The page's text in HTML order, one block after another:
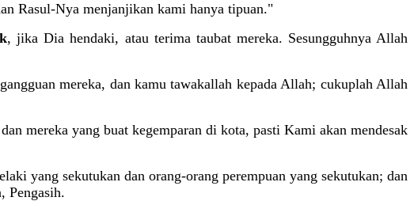
Rasul-Nya menjanjikan kami hanya tipuan."
, jika Dia hendaki, atau terima taubat mereka. Sesungguhnya Allah
mereka, dan kamu tawakallah kepada Allah; cukuplah Allah
mereka yang buat kegemparan di kota, pasti Kami akan mendesak
yang sekutukan dan orang-orang perempuan yang sekutukan; dan
Pengasih.